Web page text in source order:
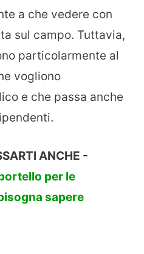
a che vedere con
sul campo. Tuttavia,
particolarmente al
vogliono
e che passa anche
ANCHE -
per le
sapere